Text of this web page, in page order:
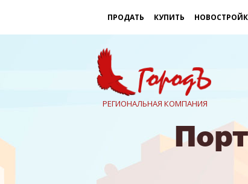
ПРОДАТЬ КУПИТЬ
РЕГИОНАЛЬНАЯ КОМПАНИЯ